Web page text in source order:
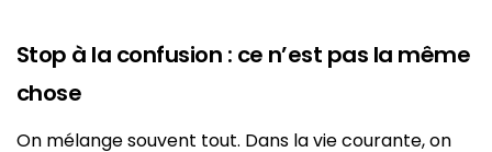
Stop à la confusion : ce n’est pas la même
chose
On mélange souvent tout. Dans la vie courante, on